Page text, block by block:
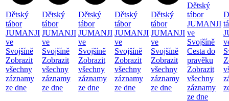
Dětský
tábor
JUMANJI
ve
Svojšíně
Zobrazit
všechny
záznamy
ze dne
Dětský
tábor
JUMANJI
ve
Svojšíně
Zobrazit
všechny
záznamy
ze dne
Dětský
tábor
JUMANJI
ve
Svojšíně
Zobrazit
všechny
záznamy
ze dne
Dětský
tábor
JUMANJI
ve
Svojšíně
Zobrazit
všechny
záznamy
ze dne
Dětský
tábor
JUMANJI
ve
Svojšíně
Zobrazit
všechny
záznamy
ze dne
Dětský
tábor
JUMANJI
ve
Svojšíně
Cesta do
pravěku
Zobrazit
všechny
záznamy
ze dne